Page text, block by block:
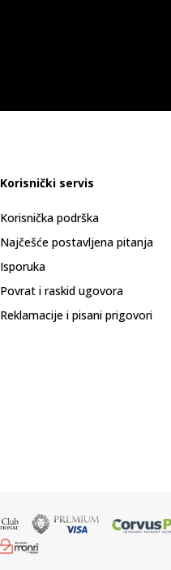
Korisnički servis
Korisnička podrška
Najčešće postavljena pitanja
Isporuka
Povrat i raskid ugovora
Reklamacije i pisani prigovori